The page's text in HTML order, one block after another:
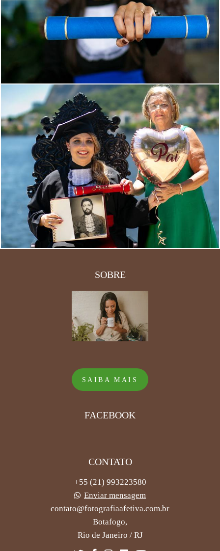
1514
5316 0
SOBRE
SAIBA MAIS
FACEBOOK
CONTATO
+55 (21) 993223580
Enviar mensagem
contato@fotografiaafetiva.com.br
Botafogo,
Rio de Janeiro / RJ